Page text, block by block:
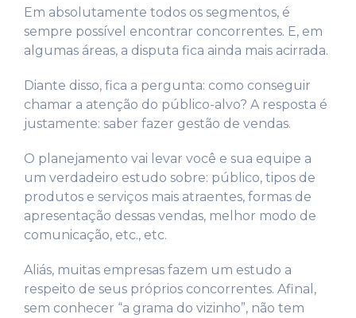
Em absolutamente todos os segmentos, é
sempre possível encontrar concorrentes. E, em
algumas áreas, a disputa fica ainda mais acirrada.
Diante disso, fica a pergunta: como conseguir
chamar a atenção do público-alvo? A resposta é
justamente: saber fazer gestão de vendas.
O planejamento vai levar você e sua equipe a
um verdadeiro estudo sobre: público, tipos de
produtos e serviços mais atraentes, formas de
apresentação dessas vendas, melhor modo de
comunicação, etc., etc.
Aliás, muitas empresas fazem um estudo a
respeito de seus próprios concorrentes. Afinal,
sem conhecer “a grama do vizinho”, não tem